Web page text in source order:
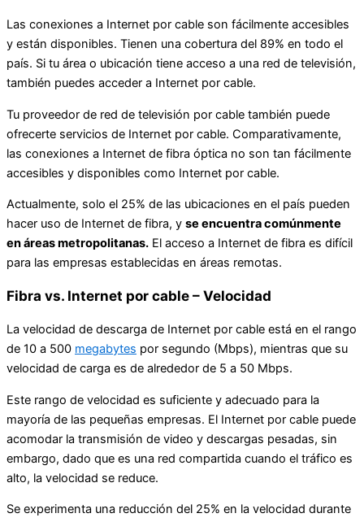
Las conexiones a Internet por cable son fácilmente accesibles
y están disponibles. Tienen una cobertura del 89% en todo el
país. Si tu área o ubicación tiene acceso a una red de televisión,
también puedes acceder a Internet por cable.
Tu proveedor de red de televisión por cable también puede
ofrecerte servicios de Internet por cable. Comparativamente,
las conexiones a Internet de fibra óptica no son tan fácilmente
accesibles y disponibles como Internet por cable.
Actualmente, solo el 25% de las ubicaciones en el país pueden
hacer uso de Internet de fibra, y se encuentra comúnmente
en áreas metropolitanas. El acceso a Internet de fibra es difícil
para las empresas establecidas en áreas remotas.
Fibra vs. Internet por cable – Velocidad
La velocidad de descarga de Internet por cable está en el rango
de 10 a 500 megabytes por segundo (Mbps), mientras que su
velocidad de carga es de alrededor de 5 a 50 Mbps.
Este rango de velocidad es suficiente y adecuado para la
mayoría de las pequeñas empresas. El Internet por cable puede
acomodar la transmisión de video y descargas pesadas, sin
embargo, dado que es una red compartida cuando el tráfico es
alto, la velocidad se reduce.
Se experimenta una reducción del 25% en la velocidad durante